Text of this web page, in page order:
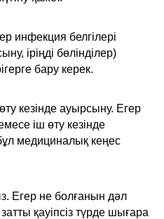
инфекция белгілері
іріңді бөлінділер)
бару керек.
кезінде ауырсыну. Егер
іш өту кезінде
медициналық кеңес
Егер не болғанын дәл
қауіпсіз түрде шығара